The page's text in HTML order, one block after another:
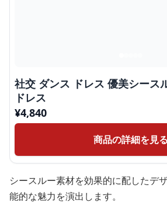
社交 ダンス ドレス 優美シース
ドレス
¥4,840
商品の詳細を見る
シースルー素材を効果的に配したデ
能的な魅力を演出します。